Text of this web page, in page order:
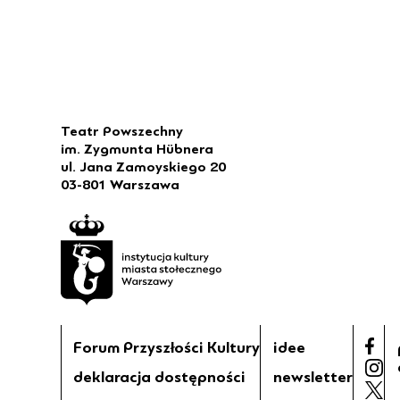
Teatr Powszechny
im. Zygmunta Hübnera
ul. Jana Zamoyskiego 20
03-801 Warszawa
Forum Przyszłości Kultury
deklaracja dostępności
idee
newsletter